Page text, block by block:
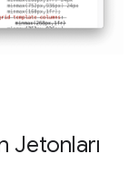
Jetonları